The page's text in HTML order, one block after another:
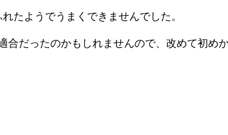
たようでうまくできませんでした。
だったのかもしれませんので、改めて初め